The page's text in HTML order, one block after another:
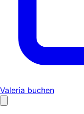
Valeria buchen